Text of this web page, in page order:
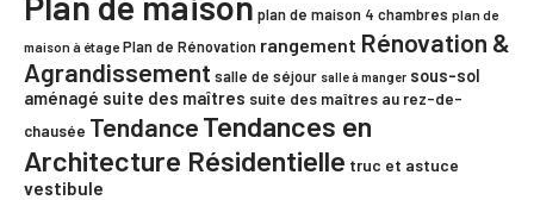
plan de maison 4 chambres plan de
maison à étage Plan de Rénovation rangement Rénovation &
Agrandissement salle de séjour salle à manger sous-sol
aménagé suite des maîtres suite des maîtres au rez-de-
chausée Tendance Tendances en
Architecture Résidentielle truc et astuce
vestibule